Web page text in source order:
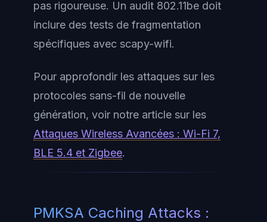
pas rigoureuse. Un audit 802.11be doit
inclure des tests de fragmentation
spécifiques avec scapy-wifi.
Pour approfondir les attaques sur les
protocoles sans-fil de nouvelle
génération, voir notre article sur les
Attaques Wireless Avancées : Wi-Fi 7,
BLE 5.4 et Zigbee.
PMKSA Caching Attacks :